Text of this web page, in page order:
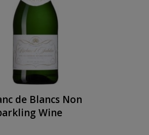
de Blancs Non
Wine